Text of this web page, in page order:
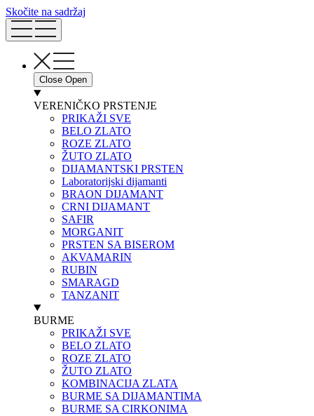
Skočite na sadržaj
Close Open
VERENIČKO PRSTENJE
PRIKAŽI SVE
BELO ZLATO
ROZE ZLATO
ŽUTO ZLATO
DIJAMANTSKI PRSTEN
Laboratorijski dijamanti
BRAON DIJAMANT
CRNI DIJAMANT
SAFIR
MORGANIT
PRSTEN SA BISEROM
AKVAMARIN
RUBIN
SMARAGD
TANZANIT
BURME
PRIKAŽI SVE
BELO ZLATO
ROZE ZLATO
ŽUTO ZLATO
KOMBINACIJA ZLATA
BURME SA DIJAMANTIMA
BURME SA CIRKONIMA